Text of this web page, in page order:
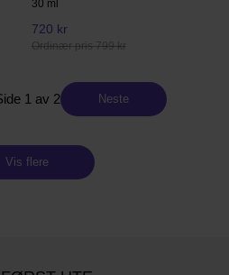
30 ml
720 kr
Ordinær pris 799 kr
1 av 2 Neste
Vis flere